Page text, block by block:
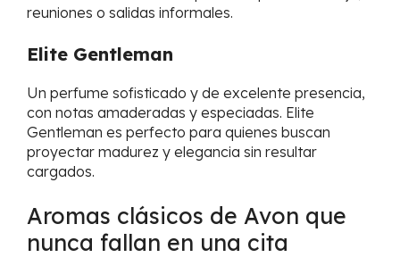
reuniones o salidas informales.
Elite Gentleman
Un perfume sofisticado y de excelente presencia,
con notas amaderadas y especiadas. Elite
Gentleman es perfecto para quienes buscan
proyectar madurez y elegancia sin resultar
cargados.
Aromas clásicos de Avon que
nunca fallan en una cita